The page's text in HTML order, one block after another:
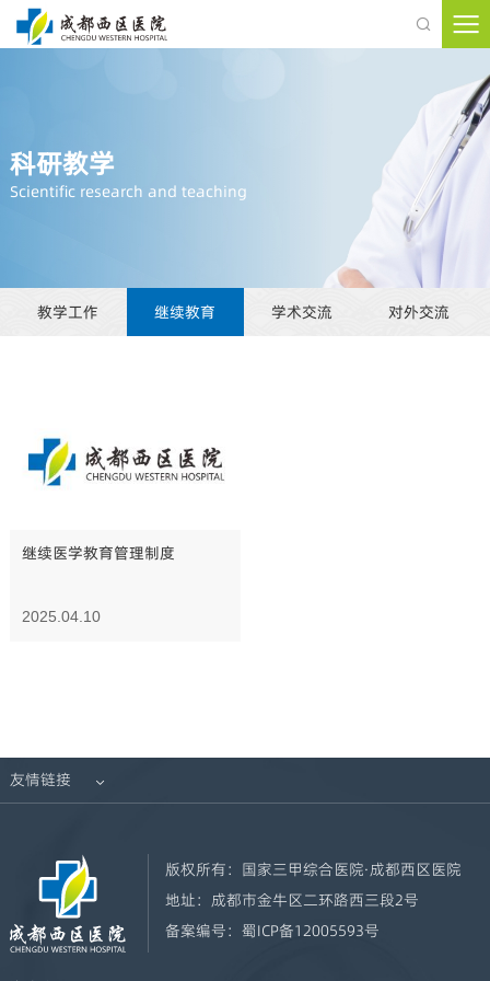

科研教学
Scientific research and teaching
教学工作 继续教育 学术交流 对外交流
继续医学教育管理制度
2025.04.10
友情链接 
版权所有： 国家三甲综合医院·成都西区医院
地址： 成都市金牛区二环路西三段2号
备案编号： 蜀ICP备12005593号